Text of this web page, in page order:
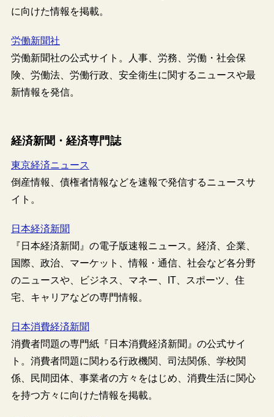
に向けた情報を掲載。
労働新聞社
労働新聞社の公式サイト。人事、労務、労働・社会保
険、労働法、労働行政、安全衛生に関するニュースや最
新情報を発信。
経済新聞・経済専門誌
東京経済ニュース
倒産情報、債権者情報などを速報で発信するニュースサ
イト。
日本経済新聞
『日本経済新聞』の電子版速報ニュース。経済、企業、
国際、政治、マーケット、情報・通信、社会など各分野
のニュースや、ビジネス、マネー、IT、スポーツ、住
宅、キャリアなどの専門情報。
日本消費経済新聞
消費者問題の専門紙『日本消費経済新聞』の公式サイ
ト。消費者問題に関わる行政機関、司法関係、学校関
係、民間団体、事業者の方々をはじめ、消費生活に関心
を持つ方々に向けた情報を掲載。